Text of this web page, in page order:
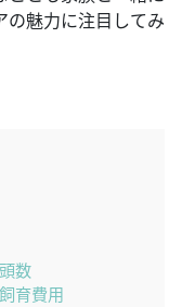
の魅力に注目してみ
数
育費用